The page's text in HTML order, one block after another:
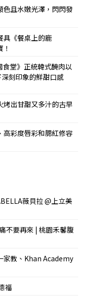
色且水嫩光澤，閃閃發
具《餐桌上的鹿
堂》正統韓式醃肉以
刻印象的鮮甜口感
出甘甜又多汁的古早
高彩度唇彩和腮紅修容
薇貝拉 @上立美
不要再來 | 桃園禾馨腹
家教、Khan Academy
福